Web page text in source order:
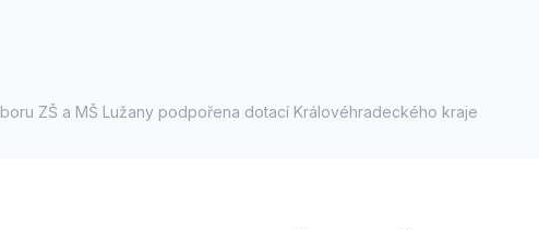
ZŠ a MŠ Lužany podpořena dotací Královéhradeckého kraje